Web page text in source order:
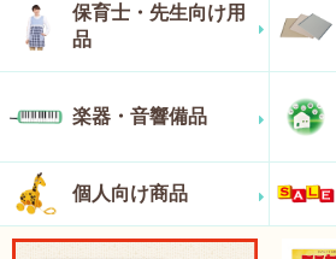
保育士・先生向け用
品
楽器・音響備品
個人向け商品